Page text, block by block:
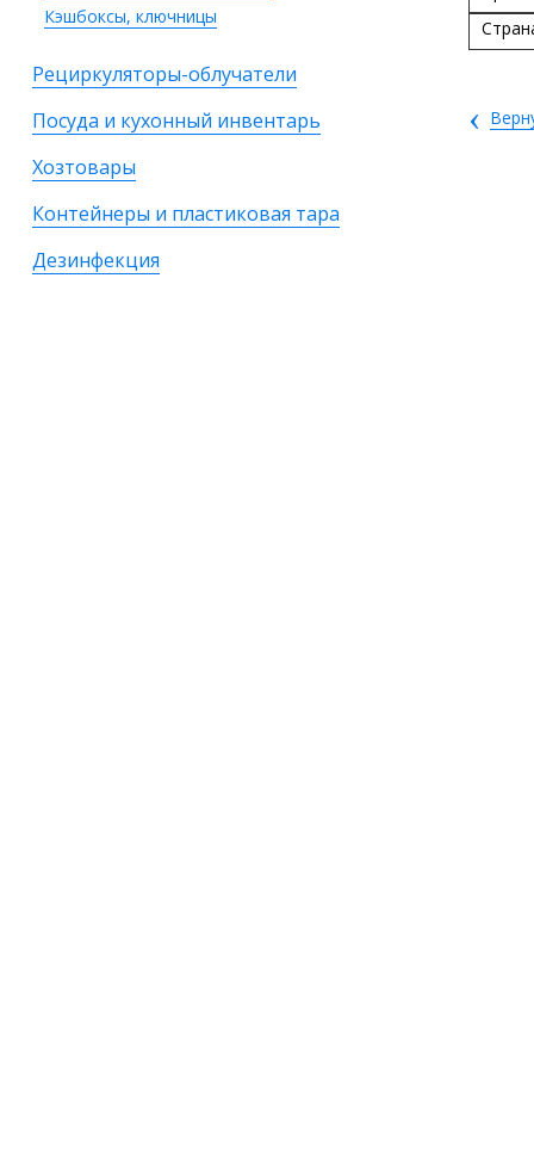
Кэшбоксы, ключницы
Рециркуляторы-облучатели
Посуда и кухонный инвентарь
Хозтовары
Контейнеры и пластиковая тара
Дезинфекция
‹